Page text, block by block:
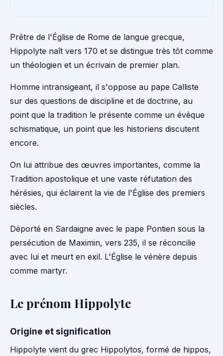
Prêtre de l'Église de Rome de langue grecque,
Hippolyte naît vers 170 et se distingue très tôt comme
un théologien et un écrivain de premier plan.
Homme intransigeant, il s'oppose au pape Calliste
sur des questions de discipline et de doctrine, au
point que la tradition le présente comme un évêque
schismatique, un point que les historiens discutent
encore.
On lui attribue des œuvres importantes, comme la
Tradition apostolique et une vaste réfutation des
hérésies, qui éclairent la vie de l'Église des premiers
siècles.
Déporté en Sardaigne avec le pape Pontien sous la
persécution de Maximin, vers 235, il se réconcilie
avec lui et meurt en exil. L'Église le vénère depuis
comme martyr.
Le prénom Hippolyte
Origine et signification
Hippolyte vient du grec Hippolytos, formé de hippos,